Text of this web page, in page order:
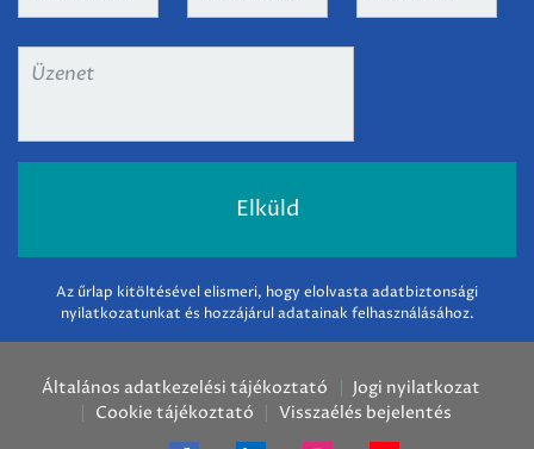
Üzenet
Az űrlap kitöltésével elismeri, hogy elolvasta adatbiztonsági
nyilatkozatunkat és hozzájárul adatainak felhasználásához.
Általános adatkezelési tájékoztató
Jogi nyilatkozat
Cookie tájékoztató
Visszaélés bejelentés